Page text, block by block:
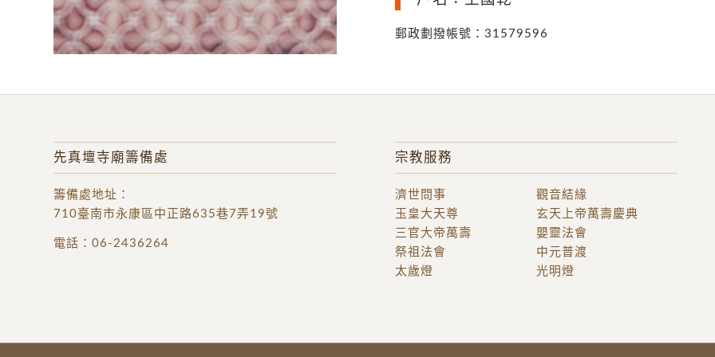
郵政劃撥帳號：31579596
先真壇寺廟籌備處
籌備處地址 ：
710臺南市永康區中正路635巷7弄19號
電話： 06-2436264
宗教服務
濟世問事
觀音結緣
玉皇大天尊
三官大帝萬壽
玄天上帝萬壽慶典
嬰靈法會
祭祖法會
中元普渡
太歲燈
光明燈